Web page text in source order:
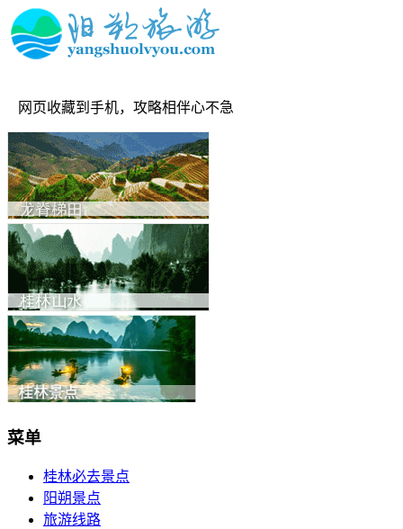
网页收藏到手机，攻略相伴心不急
菜单
桂林必去景点
阳朔景点
旅游线路